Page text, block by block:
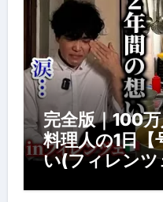
完全版｜100
料理人の1日【
い(フィレンツ